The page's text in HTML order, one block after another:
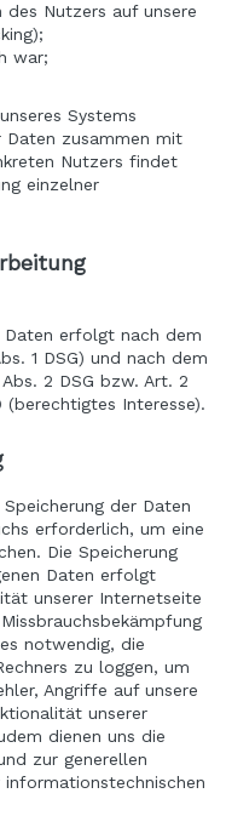
Nutzers auf unsere
war;
Systems
Daten zusammen mit
Nutzers findet
einzelner
Daten erfolgt nach dem
1 DSG) und nach dem
2 DSG bzw. Art. 2
(berechtigtes Interesse).
der Daten
erforderlich, um eine
Die Speicherung
Daten erfolgt
unserer Internetseite
notwendig, die
zu loggen, um
Angriffe auf unsere
unserer
dienen uns die
zur generellen